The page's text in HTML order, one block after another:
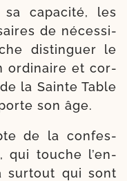
sa capa­ci­té, les
de néces­si­
dis­tin­guer le
ordi­naire et cor­
la Sainte Table
son âge.
de la confes­
qui touche l’en­
sur­tout qui sont